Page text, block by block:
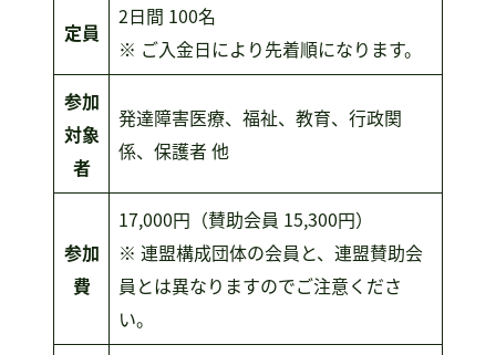
定員
2日間 100名
※ ご入金日により先着順になります。
参加
対象
者
発達障害医療、福祉、教育、行政関
係、保護者 他
参加
費
17,000円（賛助会員 15,300円）
※ 連盟構成団体の会員と、連盟賛助会
員とは異なりますのでご注意くださ
い。